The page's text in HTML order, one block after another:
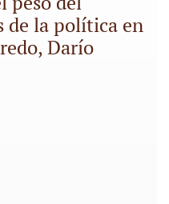
de la política en
Darío